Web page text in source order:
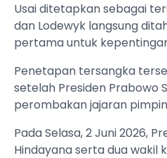
Usai ditetapkan sebagai
dan Lodewyk langsung
pertama untuk
Penetapan tersangka
setelah Presiden Prabowo
perombakan jajaran
Pada Selasa, 2 Juni 2026,
Hindayana serta dua wakil